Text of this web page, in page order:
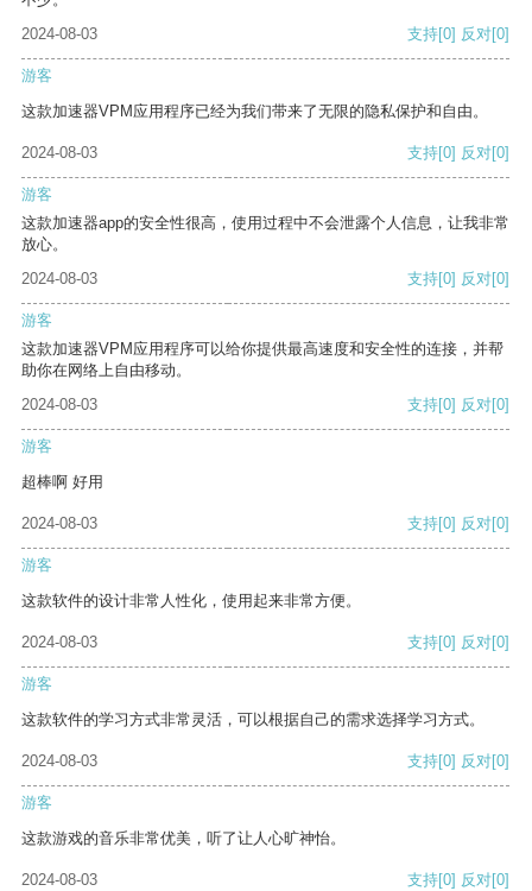
2024-08-03
支持[0] 反对[0]
游客
这款加速器VPM应用程序已经为我们带来了无限的隐私保护和自由。
2024-08-03 支持[0] 反对[0]
游客
这款加速器app的安全性很高，使用过程中不会泄露个人信息，让我非常
放心。
2024-08-03
支持[0] 反对[0]
游客
这款加速器VPM应用程序可以给你提供最高速度和安全性的连接，并帮
助你在网络上自由移动。
2024-08-03
支持[0] 反对[0]
游客
超棒啊 好用
2024-08-03 支持[0] 反对[0]
游客
这款软件的设计非常人性化，使用起来非常方便。
2024-08-03 支持[0] 反对[0]
游客
这款软件的学习方式非常灵活，可以根据自己的需求选择学习方式。
2024-08-03 支持[0] 反对[0]
游客
这款游戏的音乐非常优美，听了让人心旷神怡。
2024-08-03 支持[0] 反对[0]